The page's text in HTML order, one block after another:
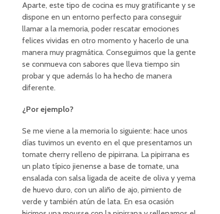
Aparte, este tipo de cocina es muy gratificante y se
dispone en un entorno perfecto para conseguir
llamar a la memoria, poder rescatar emociones
felices vividas en otro momento y hacerlo de una
manera muy pragmática. Conseguimos que la gente
se conmueva con sabores que lleva tiempo sin
probar y que además lo ha hecho de manera
diferente.
¿Por ejemplo?
Se me viene a la memoria lo siguiente: hace unos
días tuvimos un evento en el que presentamos un
tomate cherry relleno de pipirrana. La pipirrana es
un plato típico jienense a base de tomate, una
ensalada con salsa ligada de aceite de oliva y yema
de huevo duro, con un aliño de ajo, pimiento de
verde y también atún de lata. En esa ocasión